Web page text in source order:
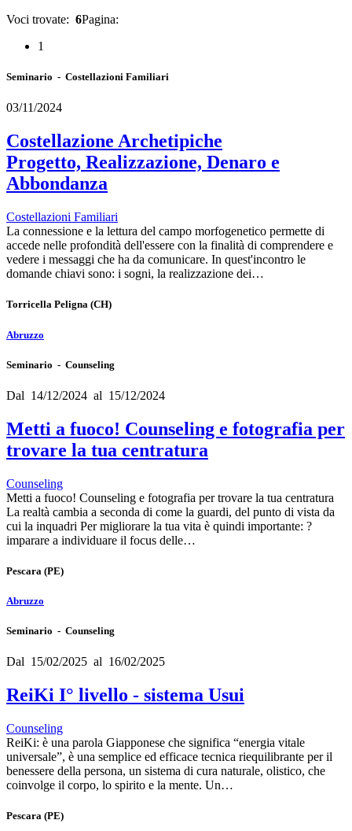
Voci trovate: 6Pagina:
1
Seminario - Costellazioni Familiari
03/11/2024
Costellazione Archetipiche
Progetto, Realizzazione, Denaro e
Abbondanza
Costellazioni Familiari
La connessione e la lettura del campo morfogenetico permette di
accede nelle profondità dell'essere con la finalità di comprendere e
vedere i messaggi che ha da comunicare. In quest'incontro le
domande chiavi sono: i sogni, la realizzazione dei…
Torricella Peligna (CH)
Abruzzo
Seminario - Counseling
Dal 14/12/2024 al 15/12/2024
Metti a fuoco! Counseling e fotografia per
trovare la tua centratura
Counseling
Metti a fuoco! Counseling e fotografia per trovare la tua centratura
La realtà cambia a seconda di come la guardi, del punto di vista da
cui la inquadri Per migliorare la tua vita è quindi importante: ?
imparare a individuare il focus delle…
Pescara (PE)
Abruzzo
Seminario - Counseling
Dal 15/02/2025 al 16/02/2025
ReiKi I° livello - sistema Usui
Counseling
ReiKi: è una parola Giapponese che significa “energia vitale
universale”, è una semplice ed efficace tecnica riequilibrante per il
benessere della persona, un sistema di cura naturale, olistico, che
coinvolge il corpo, lo spirito e la mente. Un…
Pescara (PE)